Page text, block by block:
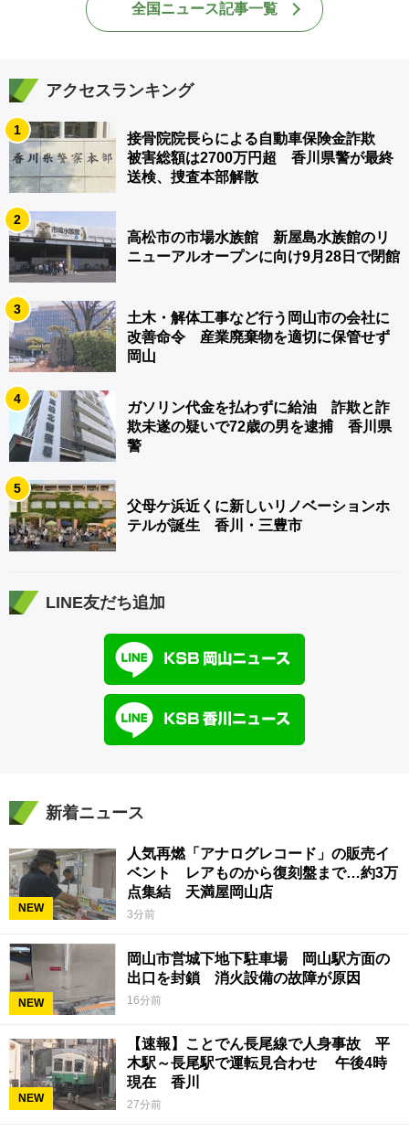
全国ニュース記事一覧
アクセスランキング
1
接骨院院長らによる自動車保険金詐欺
被害総額は2700万円超 香川県警が最終
送検、捜査本部解散
2
高松市の市場水族館 新屋島水族館のリ
ニューアルオープンに向け9月28日で閉館
3
土木・解体工事など行う岡山市の会社に
改善命令 産業廃棄物を適切に保管せず
岡山
4
ガソリン代金を払わずに給油 詐欺と詐
欺未遂の疑いで72歳の男を逮捕 香川県
警
5
父母ケ浜近くに新しいリノベーションホ
テルが誕生 香川・三豊市
LINE友だち追加
新着ニュース
NEW
人気再燃「アナログレコード」の販売イ
ベント レアものから復刻盤まで…約3万
点集結 天満屋岡山店
3分前
NEW
岡山市営城下地下駐車場 岡山駅方面の
出口を封鎖 消火設備の故障が原因
16分前
NEW
【速報】ことでん長尾線で人身事故 平
木駅～長尾駅で運転見合わせ 午後4時
現在 香川
27分前